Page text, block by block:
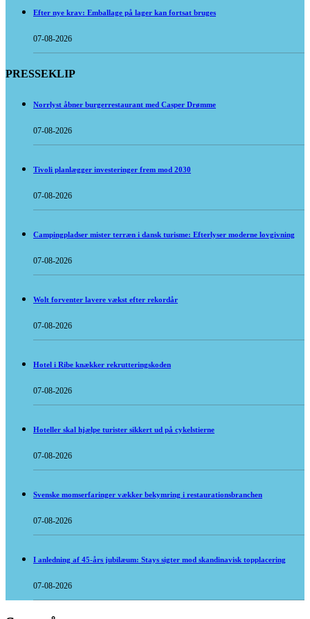
Efter nye krav: Emballage på lager kan fortsat bruges
07-08-2026
PRESSEKLIP
Norrlyst åbner burgerrestaurant med Casper Drømme
07-08-2026
Tivoli planlægger investeringer frem mod 2030
07-08-2026
Campingpladser mister terræn i dansk turisme: Efterlyser moderne lovgivning
07-08-2026
Wolt forventer lavere vækst efter rekordår
07-08-2026
Hotel i Ribe knækker rekrutteringskoden
07-08-2026
Hoteller skal hjælpe turister sikkert ud på cykelstierne
07-08-2026
Svenske momserfaringer vækker bekymring i restaurationsbranchen
07-08-2026
I anledning af 45-års jubilæum: Stays sigter mod skandinavisk topplacering
07-08-2026